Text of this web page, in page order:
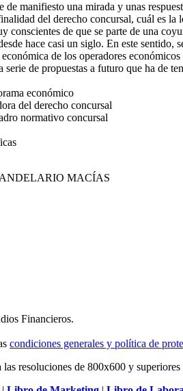
de manifiesto una mirada y unas
del derecho concursal, cuál es
conscientes de que se parte de una
hace casi un siglo. En este
de los operadores
de propuestas a futuro que ha de
económico
del derecho concursal
normativo concursal
MACÍAS
Financieros.
condiciones generales y política de
las resoluciones de 800x600 y